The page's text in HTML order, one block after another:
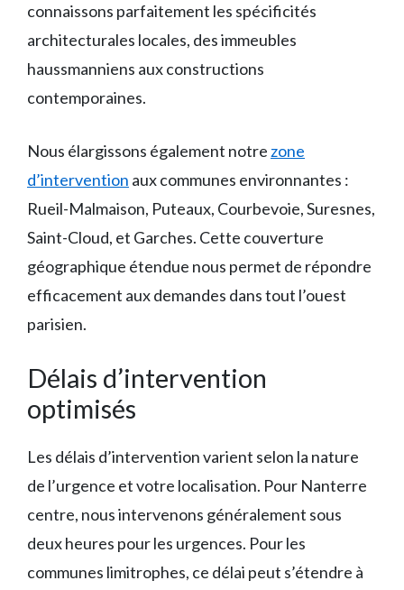
connaissons parfaitement les spécificités
architecturales locales, des immeubles
haussmanniens aux constructions
contemporaines.
Nous élargissons également notrezone
d’intervention aux communes environnantes :
Rueil-Malmaison, Puteaux, Courbevoie, Suresnes,
Saint-Cloud, et Garches. Cette couverture
géographique étendue nous permet de répondre
efficacement aux demandes dans tout l’ouest
parisien.
Délais d’intervention
optimisés
Les délais d’intervention varient selon la nature
de l’urgence et votre localisation. Pour Nanterre
centre, nous intervenons généralement sous
deux heures pour les urgences. Pour les
communes limitrophes, ce délai peut s’étendre à